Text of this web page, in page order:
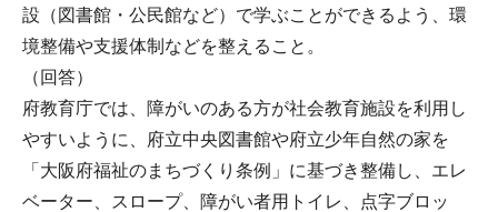
設（図書館・公民館など）で学ぶことができるよう、環
境整備や支援体制などを整えること。
（回答）
府教育庁では、障がいのある方が社会教育施設を利用し
やすいように、府立中央図書館や府立少年自然の家を
「大阪府福祉のまちづくり条例」に基づき整備し、エレ
ベーター、スロープ、障がい者用トイレ、点字ブロッ